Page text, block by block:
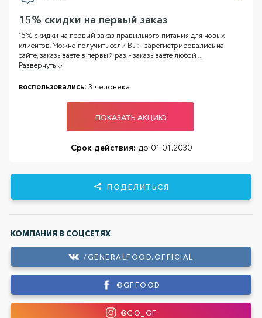
ПОДЕЛИТЬСЯ
КОМПАНИЯ В СОЦСЕТЯХ
/GENERALFOOD.OFFICIAL
@GFFOOD
@GO_GF
15% скидки на первый заказ
15% скидки на первый заказ правильного питания для новых
клиентов. Можно получить если Вы: - зарегистрировались на
сайте, заказываете в первый раз, - заказываете любой...
Развернуть ↓
воспользовались: 3 человека
ПОКАЗАТЬ АКЦИЮ
Срок действия: до 01.01.2030